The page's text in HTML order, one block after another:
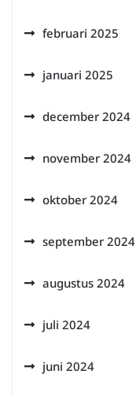
februari 2025
januari 2025
december 2024
november 2024
oktober 2024
september 2024
augustus 2024
juli 2024
juni 2024